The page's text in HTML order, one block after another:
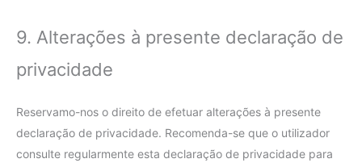
9. Alterações à presente declaração de
privacidade
Reservamo-nos o direito de efetuar alterações à presente
declaração de privacidade. Recomenda-se que o utilizador
consulte regularmente esta declaração de privacidade para